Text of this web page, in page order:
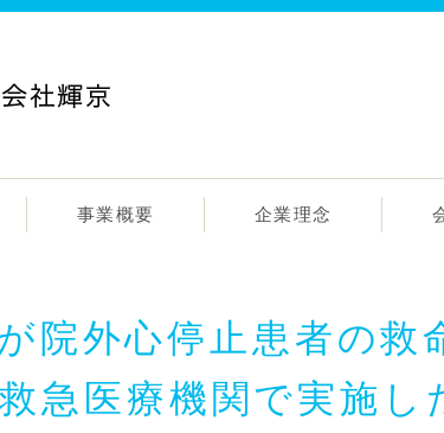
事業概要 企業理念
院外心停止患者の
急医療機関で実施し